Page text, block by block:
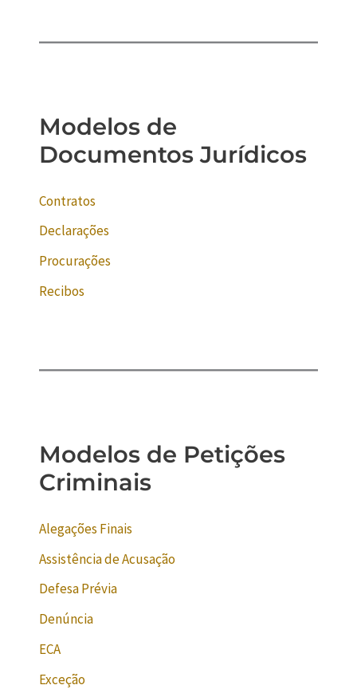
Modelos de
Documentos Jurídicos
Contratos
Declarações
Procurações
Recibos
Modelos de Petições
Criminais
Alegações Finais
Assistência de Acusação
Defesa Prévia
Denúncia
ECA
Exceção